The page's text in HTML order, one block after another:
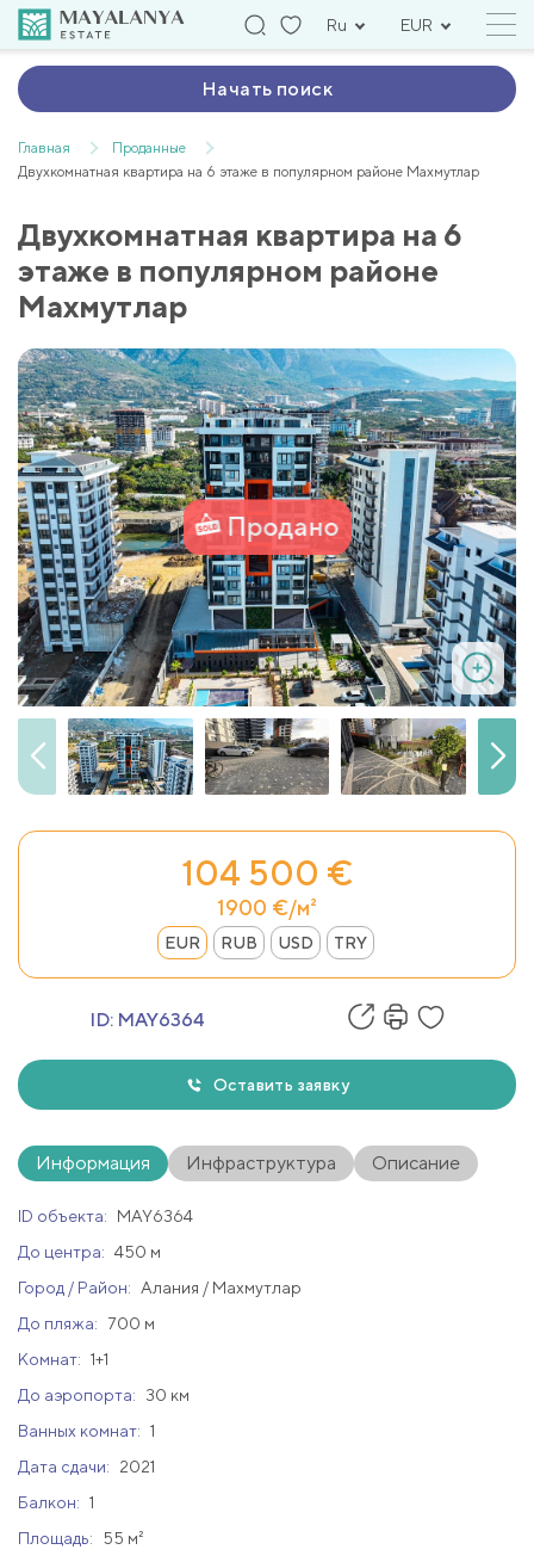
Ru EUR
Начать поиск
Главная
Проданные
Двухкомнатная квартира на 6 этаже в популярном районе Махмутлар
Двухкомнатная квартира на 6
этаже в популярном районе
Махмутлар
Продано
104 500 €
1900 €/м²
EUR RUB USD TRY
ID: MAY6364
Оставить заявку
Информация Инфраструктура Описание
ID объекта:
MAY6364
До центра: 450 м
Город / Район:
Алания / Махмутлар
До пляжа:
700 м
Комнат: 1+1
До аэропорта:
30 км
Ванных комнат: 1
Дата сдачи:
2021
Балкон: 1
Площадь:
55 м²